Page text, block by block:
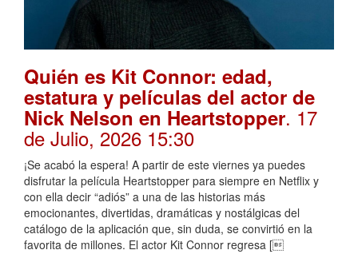
Quién es Kit Connor: edad,
estatura y películas del actor de
Nick Nelson en Heartstopper. 17
de Julio, 2026 15:30
¡Se acabó la espera! A partir de este viernes ya puedes
disfrutar la película Heartstopper para siempre en Netflix y
con ella decir “adiós” a una de las historias más
emocionantes, divertidas, dramáticas y nostálgicas del
catálogo de la aplicación que, sin duda, se convirtió en la
favorita de millones. El actor Kit Connor regresa [